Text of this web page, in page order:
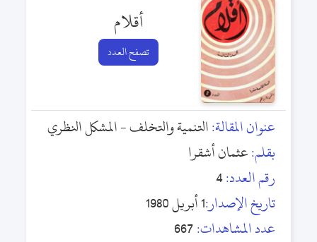
أقلام
تصفح العدد
عنوان المقالة:التنمية والتخلف - المشكل النظري
بقلم:عثمان أشقرا
رقم العدد:4
تاريخ الإصدار:1 أبريل 1980
عدد المشاهدات:667